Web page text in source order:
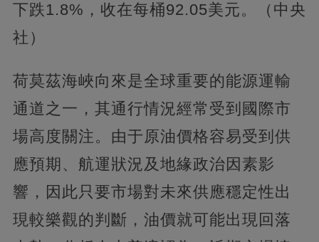
下跌1.8%，收在每桶92.05美元。（中央
社）
荷莫茲海峽向來是全球重要的能源運輸
通道之一，其通行情況經常受到國際市
場高度關注。由于原油價格容易受到供
應預期、航運狀況及地緣政治因素影
響，因此只要市場對未來供應穩定性出
現較樂觀的判斷，油價就可能出現回落